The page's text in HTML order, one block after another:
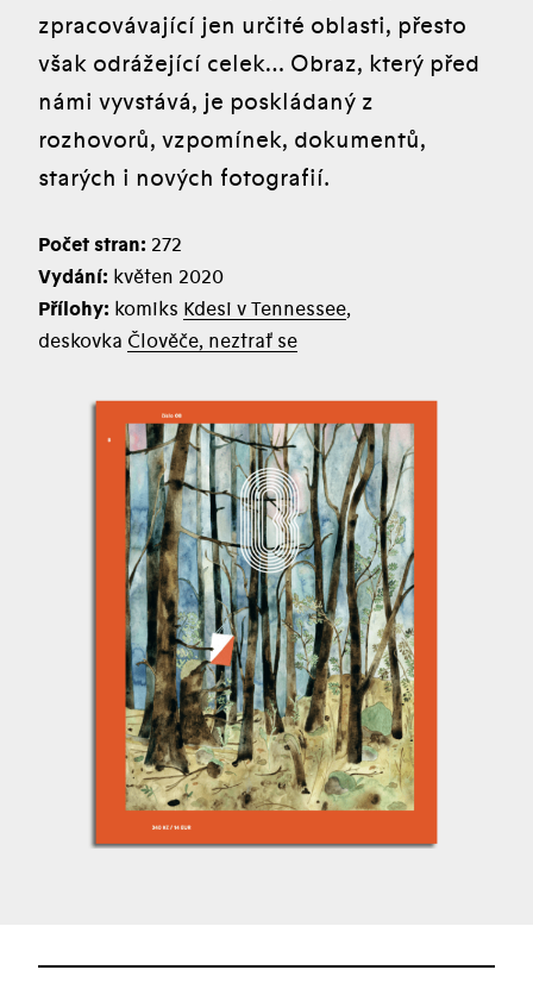
zpracovávající jen určité oblasti, přesto
však odrážející celek… Obraz, který před
námi vyvstává, je poskládaný z
rozhovorů, vzpomínek, dokumentů,
starých i nových fotografií.
Počet stran: 272
Vydání: květen 2020
Přílohy: komiks Kdesi v Tennessee,
deskovka Člověče, neztrať se